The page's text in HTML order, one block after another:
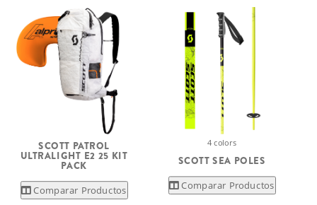
SCOTT PATROL
ULTRALIGHT E2 25 KIT
PACK
Comparar Productos
4 colors
SCOTT SEA POLES
Comparar Productos